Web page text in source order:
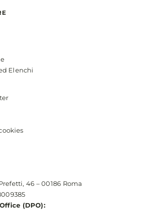
Elenchi
46 – 00186 Roma
(DPO):